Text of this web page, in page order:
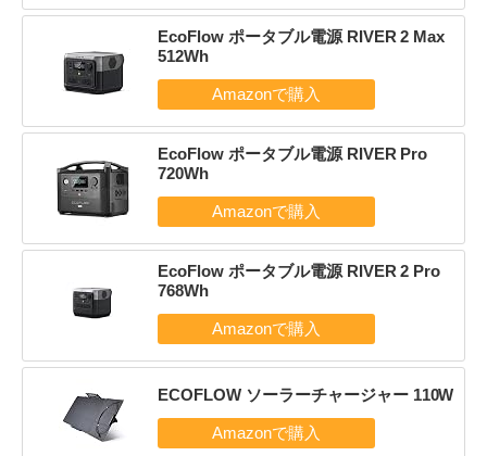
EcoFlow ポータブル電源 RIVER 2 Max
512Wh
EcoFlow ポータブル電源 RIVER Pro
720Wh
EcoFlow ポータブル電源 RIVER 2 Pro
768Wh
ECOFLOW ソーラーチャージャー 110W